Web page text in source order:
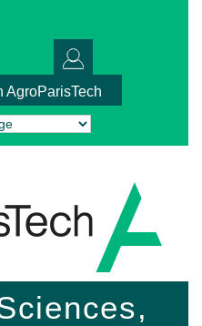
AgroParisTech
Translate